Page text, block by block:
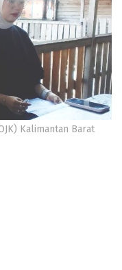
Kalimantan Barat